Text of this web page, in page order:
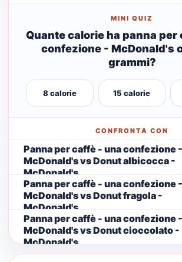
MINI QUIZ
Quante calorie ha panna per
confezione - McDonald's
grammi?
8 calorie 15 calorie
CONFRONTA CON
Panna per caffè - una confezione -
McDonald's vs Donut albicocca -
McDonald's
Panna per caffè - una confezione -
McDonald's vs Donut fragola -
McDonald's
Panna per caffè - una confezione -
McDonald's vs Donut cioccolato -
McDonald's